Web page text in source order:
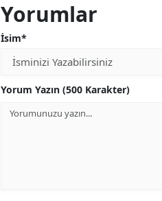
Yorumlar
İsim*
Yorum Yazın (500 Karakter)